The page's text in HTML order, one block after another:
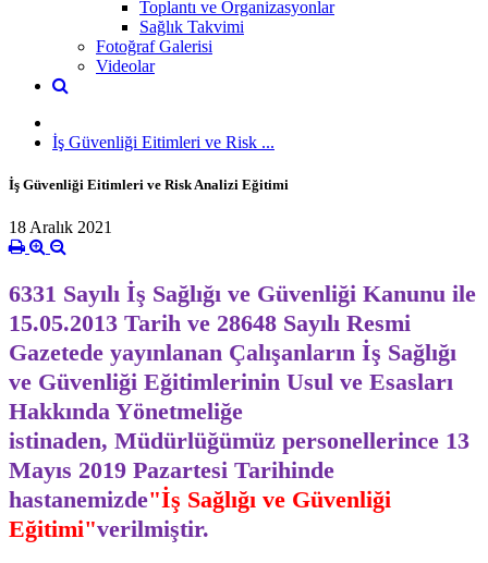
Toplantı ve Organizasyonlar
Sağlık Takvimi
Fotoğraf Galerisi
Videolar
İş Güvenliği Eitimleri ve Risk ...
İş Güvenliği Eitimleri ve Risk Analizi Eğitimi
18 Aralık 2021
6331 Sayılı İş Sağlığı ve Güvenliği Kanunu ile
15.05.2013 Tarih ve 28648 Sayılı Resmi
Gazetede yayınlanan Çalışanların İş Sağlığı
ve Güvenliği Eğitimlerinin Usul ve Esasları
Hakkında Yönetmeliğe
istinaden, Müdürlüğümüz personellerince 13
Mayıs 2019 Pazartesi Tarihinde
hastanemizde"İş Sağlığı ve Güvenliği
Eğitimi"verilmiştir.